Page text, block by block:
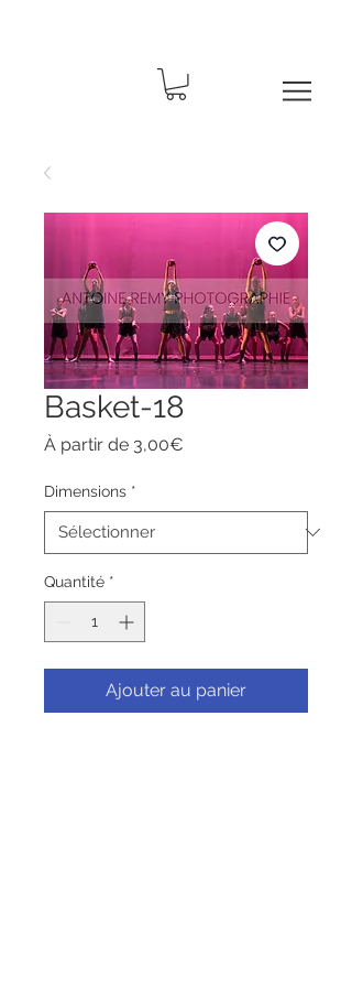
Basket-18
À partir de 3,00€
Dimensions *
Quantité *
Ajouter au panier